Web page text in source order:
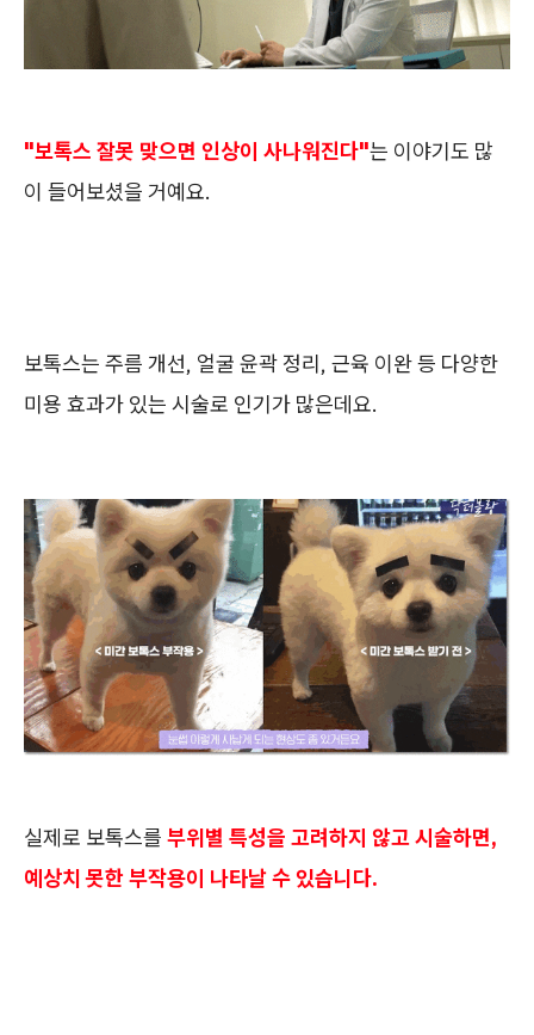
"보톡스 잘못 맞으면 인상이 사나워진다"는 이야기도 많
이 들어보셨을 거예요.
보톡스는 주름 개선, 얼굴 윤곽 정리, 근육 이완 등 다양한
미용 효과가 있는 시술로 인기가 많은데요.
실제로 보톡스를 부위별 특성을 고려하지 않고 시술하면,
예상치 못한 부작용이 나타날 수 있습니다.